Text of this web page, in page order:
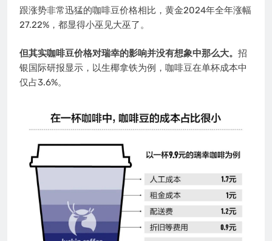
跟涨势非常迅猛的咖啡豆价格相比，黄金2024年全年涨幅
27.22%，都显得小巫见大巫了。
但其实咖啡豆价格对瑞幸的影响并没有想象中那么大。 招
银国际研报显示，以生椰拿铁为例，咖啡豆在单杯成本中
仅占3.6%。